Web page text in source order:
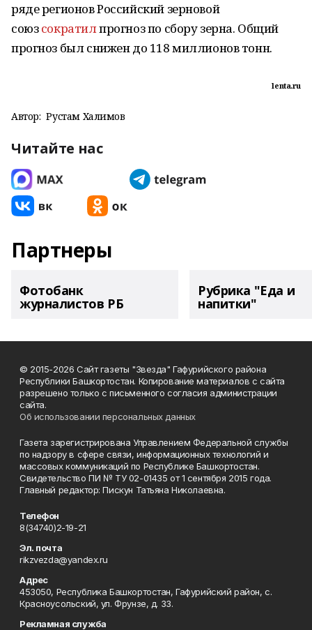
ряде регионов Российский зерновой
союзсократилпрогноз по сбору зерна. Общий
прогноз был снижен до 118 миллионов тонн.
lenta.ru
Автор: Рустам Халимов
Читайте нас
Партнеры
Фотобанк
журналистов РБ
Рубрика "Еда и
напитки"
© 2015-2026 Сайт газеты "Звезда" Гафурийского района
Республики Башкортостан. Копирование материалов с сайта
разрешено только с письменного согласия администрации
сайта.
Об использовании персональных данных
Газета зарегистрирована Управлением Федеральной службы
по надзору в сфере связи, информационных технологий и
массовых коммуникаций по Республике Башкортостан.
Свидетельство ПИ № ТУ 02-01435 от 1 сентября 2015 года.
Главный редактор: Пискун Татьяна Николаевна.
Телефон
8(34740)2-19-21
Эл. почта
rikzvezda@yandex.ru
Адрес
453050, Республика Башкортостан, Гафурийский район, с.
Красноусольский, ул. Фрунзе, д. 33.
Рекламная служба